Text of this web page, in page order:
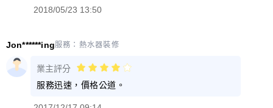
2018/05/23 13:50
Jon******ing服務： 熱水器裝修
業主評分
服務迅速，價格公道。